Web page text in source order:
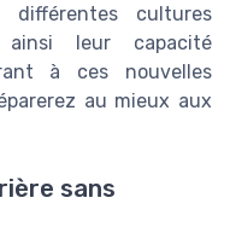
différentes cultures
ainsi leur capacité
à ces nouvelles
au mieux aux
sans